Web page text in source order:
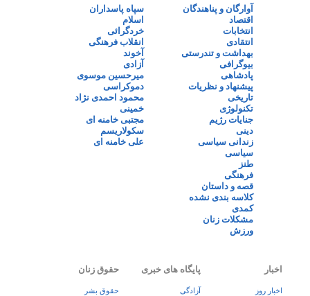
آوارگان و پناهندگان
اقتصاد
انتخابات
انتقادی
بهداشت و تندرستی
بیوگرافی
پادشاهی
پیشنهاد و نظریات
تاریخی
تکنولوژی
جنایات رژیم
دینی
زندانی سیاسی
سیاسی
طنز
فرهنگی
قصه و داستان
کلاسه بندی نشده
کمدی
مشکلات زنان
ورزش
سپاه پاسداران
اسلام
خردگرائی
انقلاب فرهنگی
آخوند
آزادی
میرحسین موسوی
دموکراسی
محمود احمدی نژاد
خمینی
مجتبی خامنه ای
سکولاریسم
علی خامنه ای
اخبار
اخبار روز
پایگاه های خبری
آزادگی
حقوق زنان
حقوق بشر